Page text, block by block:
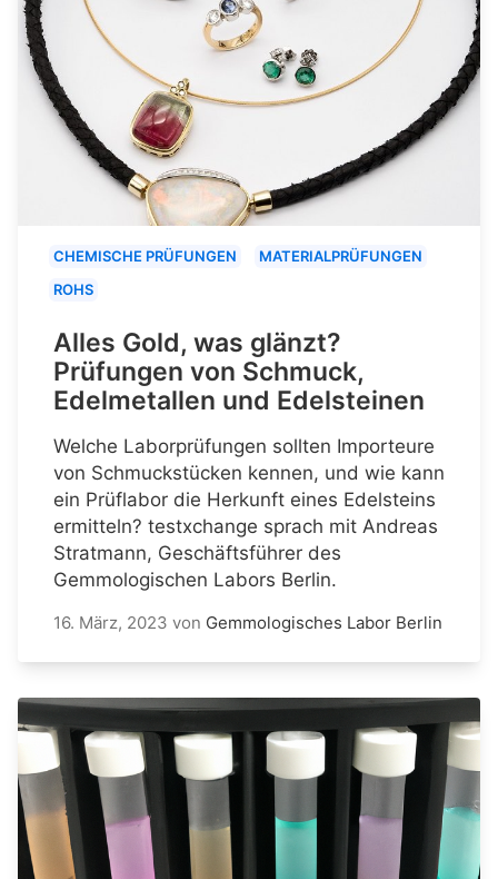
CHEMISCHE PRÜFUNGEN
MATERIALPRÜFUNGEN
ROHS
Alles Gold, was glänzt?
Prüfungen von Schmuck,
Edelmetallen und Edelsteinen
Welche Laborprüfungen sollten Importeure
von Schmuckstücken kennen, und wie kann
ein Prüflabor die Herkunft eines Edelsteins
ermitteln? testxchange sprach mit Andreas
Stratmann, Geschäftsführer des
Gemmologischen Labors Berlin.
16. März, 2023 von Gemmologisches Labor Berlin